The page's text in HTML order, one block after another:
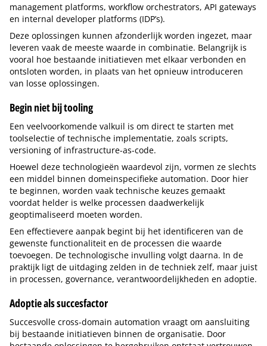
management platforms, workflow orchestrators, API gateways
en internal developer platforms (IDP’s).
Deze oplossingen kunnen afzonderlijk worden ingezet, maar
leveren vaak de meeste waarde in combinatie. Belangrijk is
vooral hoe bestaande initiatieven met elkaar verbonden en
ontsloten worden, in plaats van het opnieuw introduceren
van losse oplossingen.
Begin niet bij tooling
Een veelvoorkomende valkuil is om direct te starten met
toolselectie of technische implementatie, zoals scripts,
versioning of infrastructure-as-code.
Hoewel deze technologieën waardevol zijn, vormen ze slechts
een middel binnen domeinspecifieke automation. Door hier
te beginnen, worden vaak technische keuzes gemaakt
voordat helder is welke processen daadwerkelijk
geoptimaliseerd moeten worden.
Een effectievere aanpak begint bij het identificeren van de
gewenste functionaliteit en de processen die waarde
toevoegen. De technologische invulling volgt daarna. In de
praktijk ligt de uitdaging zelden in de techniek zelf, maar juist
in processen, governance, verantwoordelijkheden en adoptie.
Adoptie als succesfactor
Succesvolle cross-domain automation vraagt om aansluiting
bij bestaande initiatieven binnen de organisatie. Door